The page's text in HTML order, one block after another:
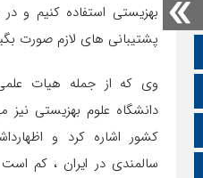
صفحه نخست
تالار گفتمان
اپلیکیشن سایت
بهزیستی استفاده کنیم و
پشتیبانی های لازم صورت
وی که از جمله هیات
دانشگاه علوم بهزیستی
سالمندی در ایران ، کم